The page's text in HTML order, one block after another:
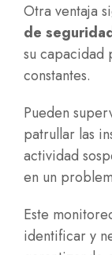
Otra ventaja
de
su capacidad
constantes.
Pueden
patrullar las
actividad
en un
Este
identificar y